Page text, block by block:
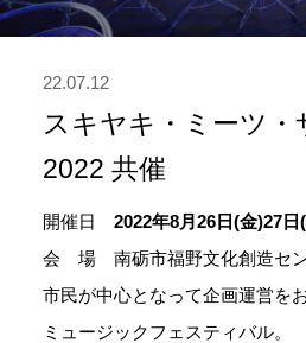
22.07.12
スキヤキ・ミーツ・
2022 共催
開催日 2022年8月26日(金)27日
会 場 南砺市福野文化創造セ
市民が中心となって企画運営を
ミュージックフェスティバル。